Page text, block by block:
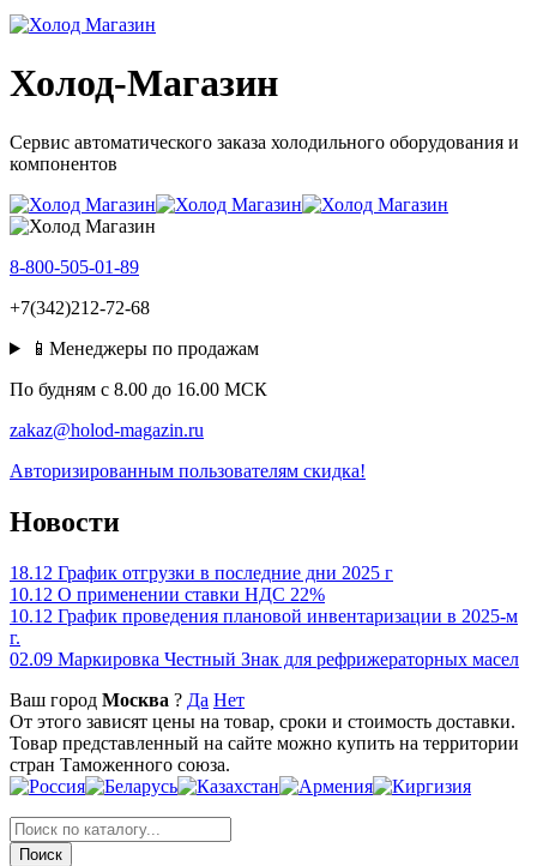
Холод-Магазин
Сервис автоматического заказа холодильного оборудования и
компонентов
8-800-505-01-89
+7(342)212-72-68
📱Менеджеры по продажам
По будням c 8.00 до 16.00 МСК
zakaz@holod-magazin.ru
Авторизированным пользователям скидка!
Новости
18.12 График отгрузки в последние дни 2025 г
10.12 О применении ставки НДС 22%
10.12 График проведения плановой инвентаризации в 2025-м
г.
02.09 Маркировка Честный Знак для рефрижераторных масел
Ваш город Москва ? Да Нет
От этого зависят цены на товар, сроки и стоимость доставки.
Товар представленный на сайте можно купить на территории
стран Таможенного союза.